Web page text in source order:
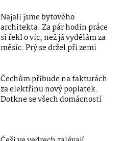
Najali jsme bytového
architekta. Za pár hodin práce
si řekl o víc, než já vydělám za
měsíc. Prý se držel při zemi
Čechům přibude na fakturách
za elektřinu nový poplatek.
Dotkne se všech domácností